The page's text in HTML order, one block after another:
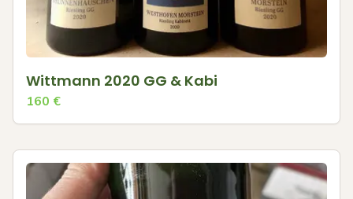
Wittmann 2020 GG & Kabi
160 €